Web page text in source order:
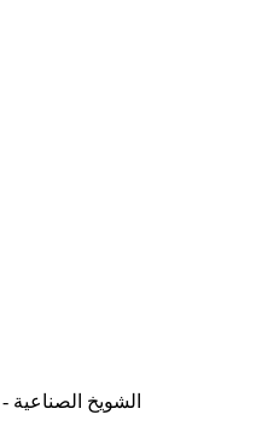
الشويخ الصناعية -